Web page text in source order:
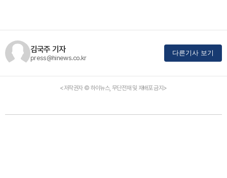
김국주 기자
press@hinews.co.kr
다른기사 보기
<저작권자 © 하이뉴스, 무단전재 및 재배포 금지>